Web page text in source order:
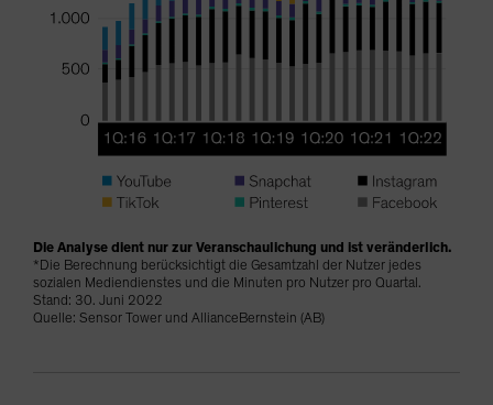
Die Analyse dient nur zur Veranschaulichung und ist veränderlich.
*Die Berechnung berücksichtigt die Gesamtzahl der Nutzer jedes
sozialen Mediendienstes und die Minuten pro Nutzer pro Quartal.
Stand: 30. Juni 2022
Quelle: Sensor Tower und AllianceBernstein (AB)